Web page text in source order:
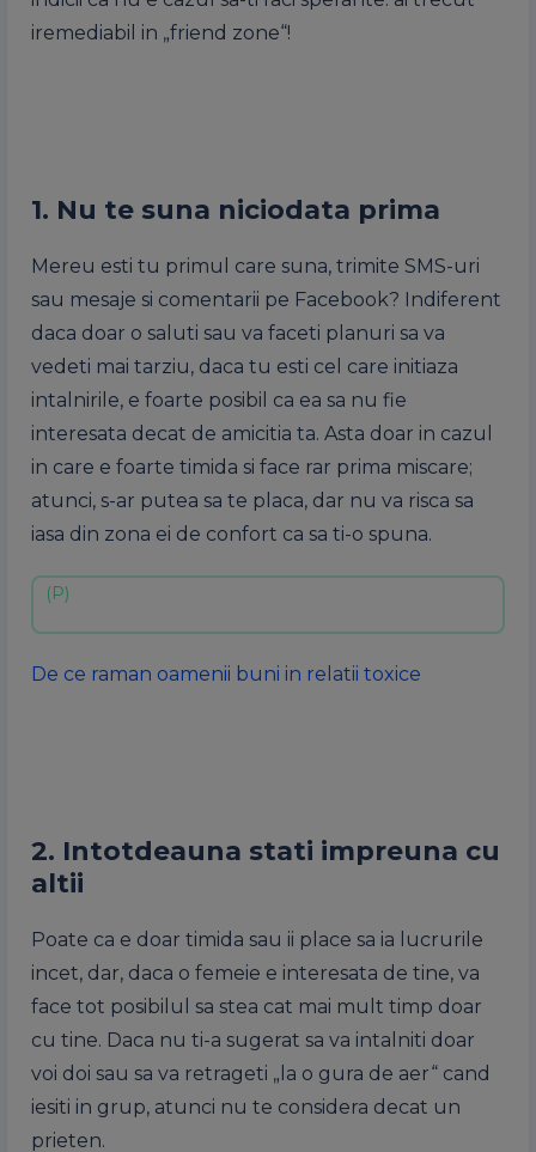
iremediabil in „friend zone“!
1. Nu te suna niciodata prima
Mereu esti tu primul care suna, trimite SMS-uri
sau mesaje si comentarii pe Facebook? Indiferent
daca doar o saluti sau va faceti planuri sa va
vedeti mai tarziu, daca tu esti cel care initiaza
intalnirile, e foarte posibil ca ea sa nu fie
interesata decat de amicitia ta. Asta doar in cazul
in care e foarte timida si face rar prima miscare;
atunci, s-ar putea sa te placa, dar nu va risca sa
iasa din zona ei de confort ca sa ti-o spuna.
De ce raman oamenii buni in relatii toxice
2. Intotdeauna stati impreuna cu
altii
Poate ca e doar timida sau ii place sa ia lucrurile
incet, dar, daca o femeie e interesata de tine, va
face tot posibilul sa stea cat mai mult timp doar
cu tine. Daca nu ti-a sugerat sa va intalniti doar
voi doi sau sa va retrageti „la o gura de aer“ cand
iesiti in grup, atunci nu te considera decat un
prieten.